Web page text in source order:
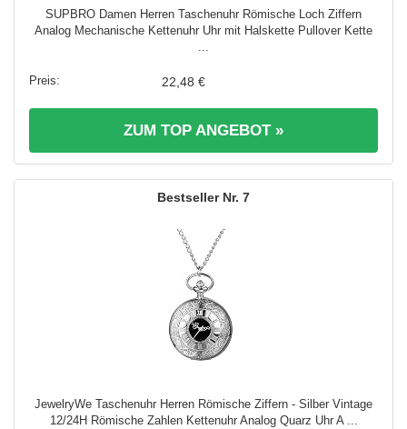
SUPBRO Damen Herren Taschenuhr Römische Loch Ziffern
Analog Mechanische Kettenuhr Uhr mit Halskette Pullover Kette
...
22,48 €
ZUM TOP ANGEBOT »
7
JewelryWe Taschenuhr Herren Römische Ziffern - Silber Vintage
12/24H Römische Zahlen Kettenuhr Analog Quarz Uhr A ...